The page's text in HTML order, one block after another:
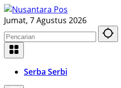
Langsung
ke
konten
Jumat, 7 Agustus 2026
Serba Serbi